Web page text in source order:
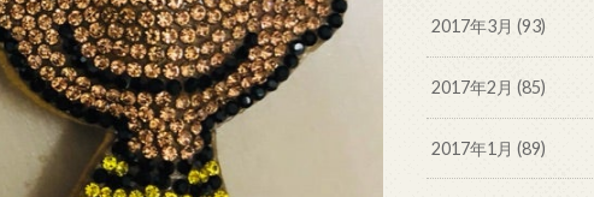
2017年3月 (93)
2017年2月 (85)
2017年1月 (89)